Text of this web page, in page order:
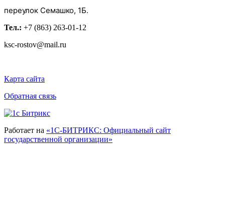
переулок Семашко, 1Б.
Тел.: +7 (863) 263-01-12
ksc-rostov@mail.ru
Карта сайта
Обратная связь
Работает на «1С-БИТРИКС: Официальный сайт
государственной организации»